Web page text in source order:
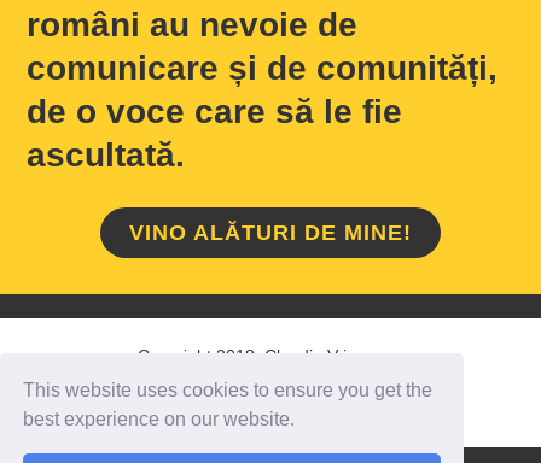
This website uses cookies to ensure you get the
best experience on our website.
români au nevoie de
comunicare și de comunități,
de o voce care să le fie
ascultată.
VINO ALĂTURI DE MINE!
Copyright 2018 Claudiu Vrinceanu
HOME / DESPRE MINE CONTACT